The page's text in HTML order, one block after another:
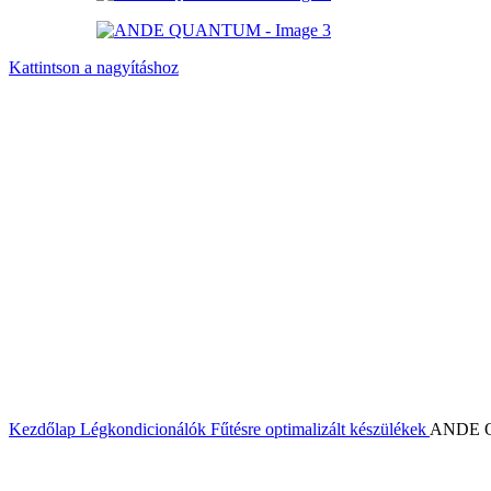
Kattintson a nagyításhoz
Kezdőlap Légkondicionálók Fűtésre optimalizált készülékek ANDE